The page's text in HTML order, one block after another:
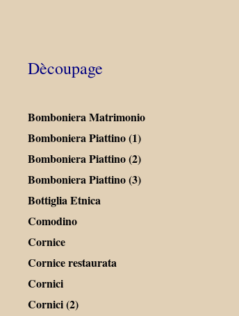
Dècoupage
Bomboniera Matrimonio
Bomboniera Piattino (1)
Bomboniera Piattino (2)
Bomboniera Piattino (3)
Bottiglia Etnica
Comodino
Cornice
Cornice restaurata
Cornici
Cornici (2)